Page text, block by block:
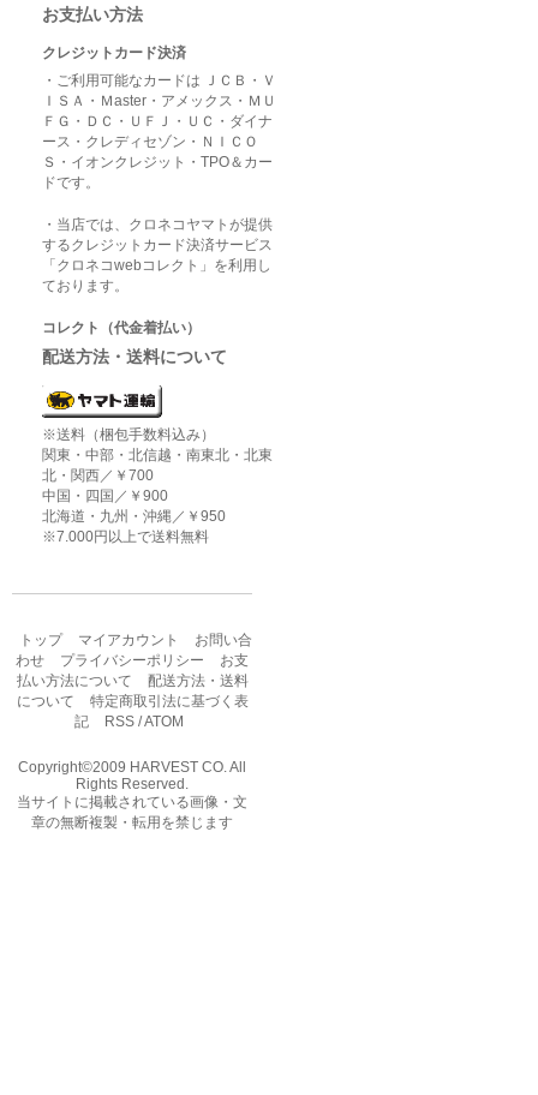
お支払い方法
クレジットカード決済
・ご利用可能なカードは ＪＣＢ・Ｖ
ＩＳＡ・Ｍaster・アメックス・ＭＵ
ＦＧ・ＤＣ・ＵＦＪ・ＵＣ・ダイナ
ース・クレディセゾン・ＮＩＣＯ
Ｓ・イオンクレジット・TPO＆カー
ドです。
・当店では、クロネコヤマトが提供
するクレジットカード決済サービス
「クロネコwebコレクト」を利用し
ております。
コレクト（代金着払い）
配送方法・送料について
※送料（梱包手数料込み）
関東・中部・北信越・南東北・北東
北・関西／￥700
中国・四国／￥900
北海道・九州・沖縄／￥950
※7.000円以上で送料無料
トップ マイアカウント
お問い合
わせ
プライバシーポリシー
お支
払い方法について
配送方法・送料
について
特定商取引法に基づく表
記
RSS /ATOM
Copyright©2009 HARVEST CO. All
Rights Reserved.
当サイトに掲載されている画像・文
章の無断複製・転用を禁じます